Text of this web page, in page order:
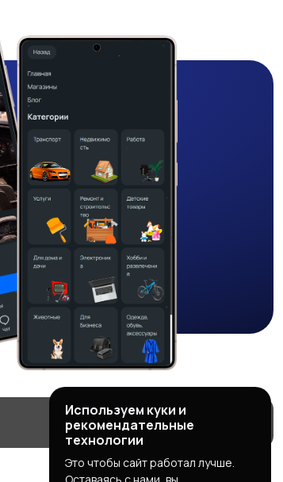
Используем куки и
рекомендательные
технологии
Это чтобы сайт работал лучше.